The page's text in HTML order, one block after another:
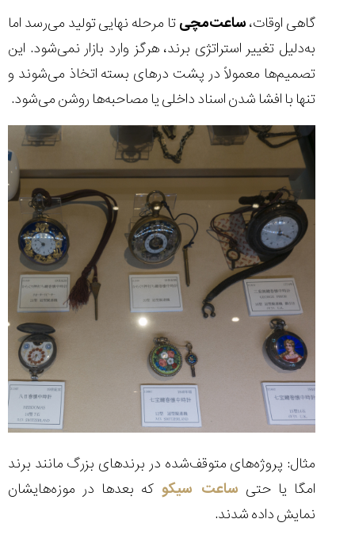
گاهی اوقات،ساعت‌مچیتا مرحله نهایی تولید می‌رسد اما
به‌دلیل تغییر استراتژی برند، هرگز وارد بازار نمی‌شود. این
تصمیم‌ها معمولاً در پشت درهای بسته اتخاذ می‌شوند و
تنها با افشا شدن اسناد داخلی یا مصاحبه‌ها روشن می‌شود.
مثال: پروژه‌های متوقف‌شده در برندهای بزرگ مانند برند
امگا یا حتی ساعت سیکو که بعدها در موزه‌هایشان
نمایش داده شدند.